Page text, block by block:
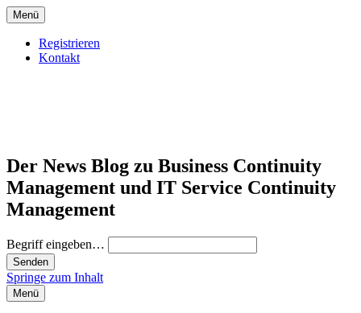
Menü
Registrieren
Kontakt
Der News Blog zu Business Continuity
Management und IT Service Continuity
Management
Begriff eingeben…
Springe zum Inhalt
Menü